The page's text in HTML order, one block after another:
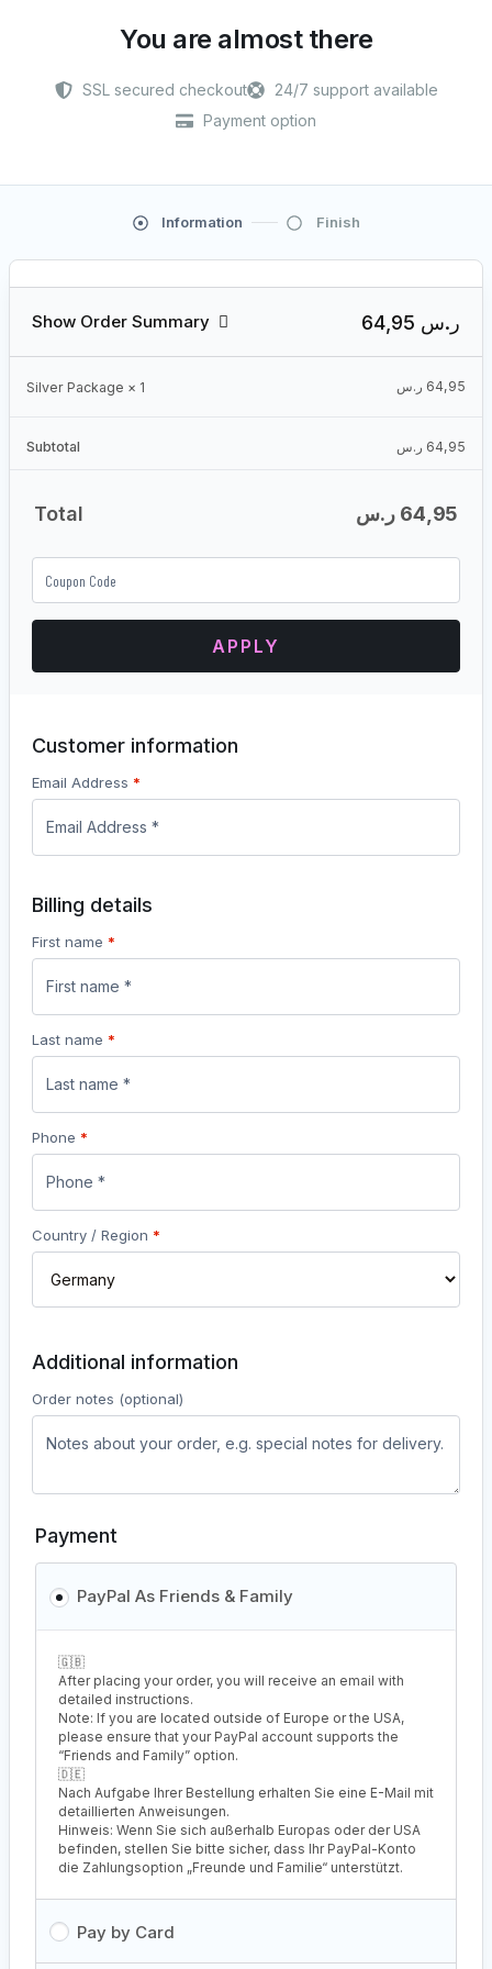
You are almost there
SSL secured checkout
24/7 support available
Payment option
Information Finish
Show Order Summary 64,95 ر.س
Silver Package × 1 64,95 ر.س
Subtotal 64,95 ر.س
Total 64,95 ر.س
APPLY
Customer information
Email Address *
Billing details
First name *
Last name *
Phone *
Country / Region *
Additional information
Order notes (optional)
Payment
PayPal As Friends & Family
🇬🇧
After placing your order, you will receive an email with
detailed instructions.
Note: If you are located outside of Europe or the USA,
please ensure that your PayPal account supports the
“Friends and Family” option.
🇩🇪
Nach Aufgabe Ihrer Bestellung erhalten Sie eine E-Mail mit
detaillierten Anweisungen.
Hinweis: Wenn Sie sich außerhalb Europas oder der USA
befinden, stellen Sie bitte sicher, dass Ihr PayPal-Konto
die Zahlungsoption „Freunde und Familie“ unterstützt.
Pay by Card